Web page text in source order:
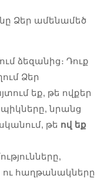
Ձեր ամենամեծ
ձեզանից։ Դուք
Ձեր
եք, թե ովքեր
նրանց
թե ով եք
ու հաղթանակները